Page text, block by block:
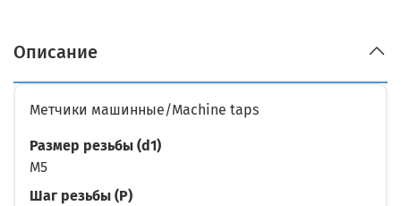
Описание
Метчики машинные/Machine taps
Размер резьбы (d1)
M5
Шаг резьбы (P)